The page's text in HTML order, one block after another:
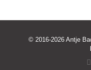
© 2016-2026 Antje